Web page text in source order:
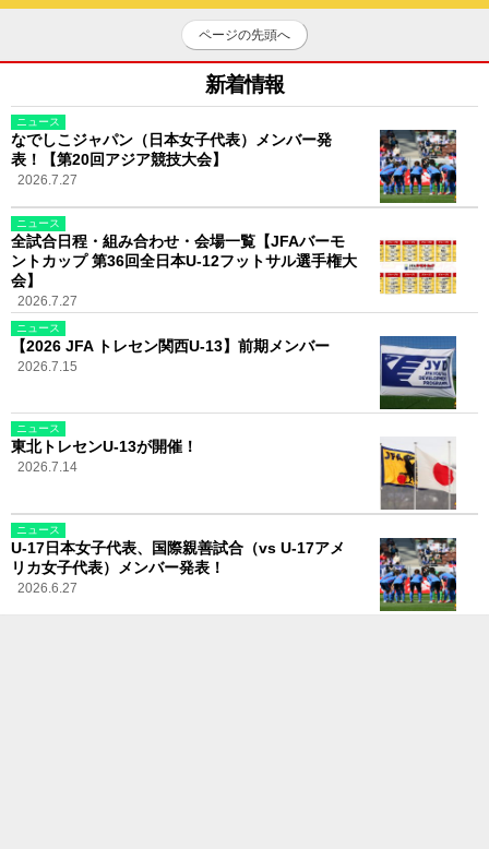
ページの先頭へ
新着情報
ニュース
なでしこジャパン（日本女子代表）メンバー発
表！【第20回アジア競技大会】
2026.7.27
ニュース
全試合日程・組み合わせ・会場一覧【JFAバーモ
ントカップ 第36回全日本U-12フットサル選手権大
会】
2026.7.27
ニュース
【2026 JFA トレセン関西U-13】前期メンバー
2026.7.15
ニュース
東北トレセンU-13が開催！
2026.7.14
ニュース
U-17日本女子代表、国際親善試合（vs U-17アメ
リカ女子代表）メンバー発表！
2026.6.27